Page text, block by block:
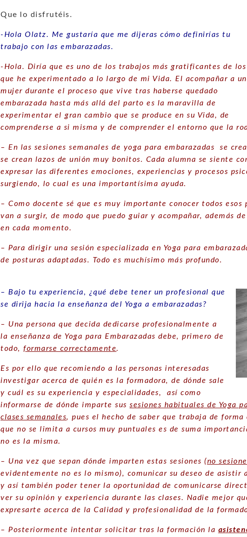
Que lo disfrutéis.
-Hola Olatz. Me gustaría que me dijeras cómo definirías tu
trabajo con las embarazadas.
-Hola. Diría que es uno de los trabajos más gratificantes de los
que he experimentado a lo largo de mi Vida. El acompañar a
mujer durante el proceso que vive tras haberse quedado
embarazada hasta más allá del parto es la maravilla de
experimentar el gran cambio que se produce en su Vida, de
comprenderse a si misma y de comprender el entorno que la
– En las sesiones semanales de yoga para embarazadas se
se crean lazos de unión muy bonitos. Cada alumna se siente
expresar las diferentes emociones, experiencias y procesos
surgiendo, lo cual es una importantísima ayuda.
– Como docente sé que es muy importante conocer todos esos
van a surgir, de modo que puedo guiar y acompañar, además
en cada momento.
– Para dirigir una sesión especializada en Yoga para
de posturas adaptadas. Todo es muchísimo más profundo.
– Bajo tu experiencia, ¿qué debe tener un profesional que
se dirija hacia la enseñanza del Yoga a embarazadas?
– Una persona que decida dedicarse profesionalmente a
la enseñanza de Yoga para Embarazadas debe, primero de
todo, formarse correctamente.
Es por ello que recomiendo a las personas interesadas
investigar acerca de quién es la formadora, de dónde sale
y cuál es su experiencia y especialidades, así como
informarse de dónde imparte sus sesiones habituales de Yoga
clases semanales, pues el hecho de saber que trabaja de forma
que no se limita a cursos muy puntuales es de suma
no es la misma.
– Una vez que sepan dónde imparten estas sesiones (no
evidentemente no es lo mismo), comunicar su deseo de asistir
y así también poder tener la oportunidad de comunicarse
ver su opinión y experiencia durante las clases. Nadie mejor
expresarte acerca de la Calidad y profesionalidad de la
– Posteriormente intentar solicitar tras la formación la